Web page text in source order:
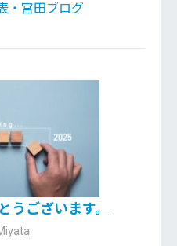
・宮田ブログ
うございます。